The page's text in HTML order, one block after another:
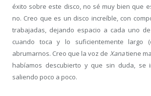
éxito sobre este disco, no sé muy bien que
no. Creo que es un disco increíble, con
trabajadas, dejando espacio a cada uno
cuando toca y lo suficientemente largo
abrumarnos. Creo que la voz de Xanatiene
habíamos descubierto y que sin duda, se
saliendo poco a poco.